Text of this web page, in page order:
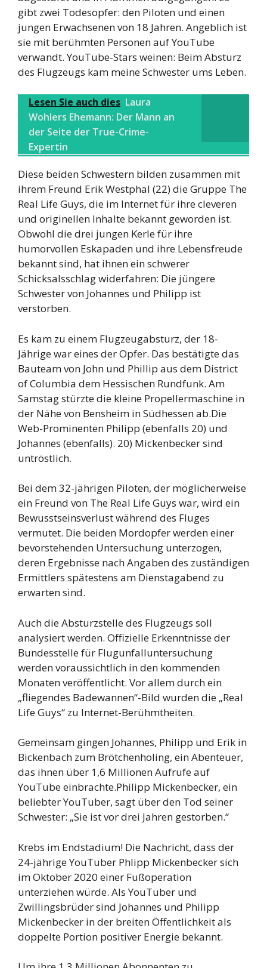
gibt zwei Todesopfer: den Piloten und einen
jungen Erwachsenen von 18 Jahren. Angeblich ist
sie mit berühmten Personen auf YouTube
verwandt. YouTube-Stars weinen: Beim Absturz
des Flugzeugs kam meine Schwester ums Leben.
Lesen Sie auch dies Laura
Wohlers Ehemann: Der Mann an
der Seite der True-Crime-
Expertin
Diese beiden Schwestern bilden zusammen mit
ihrem Freund Erik Westphal (22) die Gruppe The
Real Life Guys, die im Internet für ihre cleveren
und originellen Inhalte bekannt geworden ist.
Obwohl die drei jungen Kerle für ihre
humorvollen Eskapaden und ihre Lebensfreude
bekannt sind, hat ihnen ein schwerer
Schicksalsschlag widerfahren: Die jüngere
Schwester von Johannes und Philipp ist
verstorben.
Es kam zu einem Flugzeugabsturz, der 18-
Jährige war eines der Opfer. Das bestätigte das
Bauteam von John und Phillip aus dem District
of Columbia dem Hessischen Rundfunk. Am
Samstag stürzte die kleine Propellermaschine in
der Nähe von Bensheim in Südhessen ab.Die
Web-Prominenten Philipp (ebenfalls 20) und
Johannes (ebenfalls). 20) Mickenbecker sind
untröstlich.
Bei dem 32-jährigen Piloten, der möglicherweise
ein Freund von The Real Life Guys war, wird ein
Bewusstseinsverlust während des Fluges
vermutet. Die beiden Mordopfer werden einer
bevorstehenden Untersuchung unterzogen,
deren Ergebnisse nach Angaben des zuständigen
Ermittlers spätestens am Dienstagabend zu
erwarten sind.
Auch die Absturzstelle des Flugzeugs soll
analysiert werden. Offizielle Erkenntnisse der
Bundesstelle für Flugunfalluntersuchung
werden voraussichtlich in den kommenden
Monaten veröffentlicht. Vor allem durch ein
„fliegendes Badewannen“-Bild wurden die „Real
Life Guys“ zu Internet-Berühmtheiten.
Gemeinsam gingen Johannes, Philipp und Erik in
Bickenbach zum Brötchenholing, ein Abenteuer,
das ihnen über 1,6 Millionen Aufrufe auf
YouTube einbrachte.Philipp Mickenbecker, ein
beliebter YouTuber, sagt über den Tod seiner
Schwester: „Sie ist vor drei Jahren gestorben.“
Krebs im Endstadium! Die Nachricht, dass der
24-jährige YouTuber Phlipp Mickenbecker sich
im Oktober 2020 einer Fußoperation
unterziehen würde. Als YouTuber und
Zwillingsbrüder sind Johannes und Philipp
Mickenbecker in der breiten Öffentlichkeit als
doppelte Portion positiver Energie bekannt.